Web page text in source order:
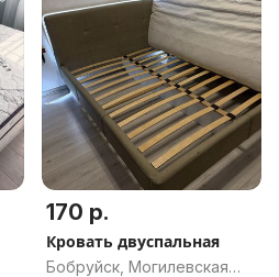
170 р.
Кровать двуспальная
Бобруйск, Могилевская